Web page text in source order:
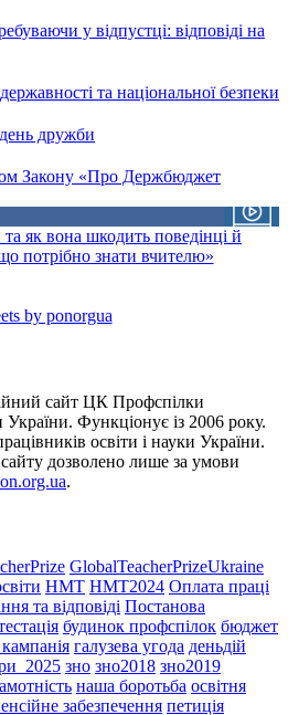
у відпустці: відповіді на
та національної безпеки
дружби
Закону «Про Держбюджет
як вона шкодить поведінці й
потрібно знати вчителю»
by ponorgua
сайт ЦК Профспілки
України. Функціонує із 2006 року.
освіти і науки України.
дозволено лише за умови
.
GlobalTeacherPrizeUkraine
НМТ НМТ2024 Оплата праці
та відповіді Постанова
будинок профспілок бюджет
галузева угода деньдій
зно зно2018 зно2019
наша боротьба освітня
забезпечення петиція